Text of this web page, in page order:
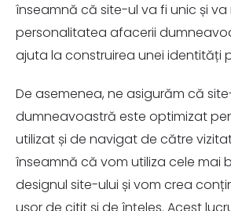
înseamnă că site-ul va fi unic și
personalitatea afacerii
ajuta la construirea unei identități
De asemenea, ne asigurăm că
dumneavoastră este optimizat
utilizat și de navigat de către
înseamnă că vom utiliza cele mai
designul site-ului și vom crea